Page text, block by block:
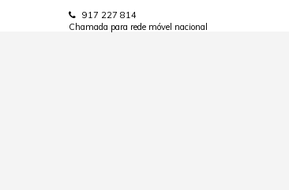
917 227 814
Chamada para rede móvel nacional